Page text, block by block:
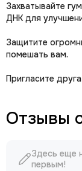
Захватывайте
ДНК для
Защитите
помешать вам.
Пригласите
Отзывы
Здесь еще
первым!